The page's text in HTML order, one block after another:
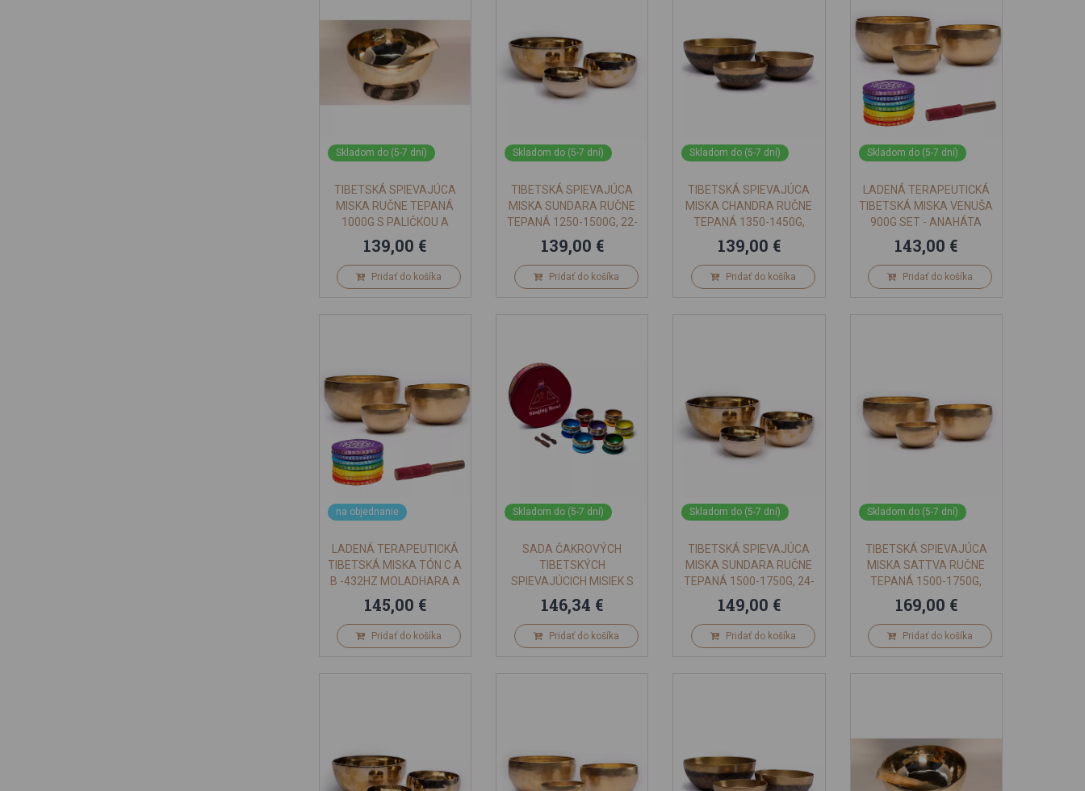
Skladom do (5-7 dní)
TIBETSKÁ SPIEVAJÚCA
MISKA RUČNE TEPANÁ
1000G S PALIČKOU A
PODLOŽKOU
139,00 €
Pridať do košíka
Skladom do (5-7 dní)
TIBETSKÁ SPIEVAJÚCA
MISKA SUNDARA RUČNE
TEPANÁ 1250-1500G, 22-
24CM
139,00 €
Pridať do košíka
Skladom do (5-7 dní)
TIBETSKÁ SPIEVAJÚCA
MISKA CHANDRA RUČNE
TEPANÁ 1350-1450G,
23CM
139,00 €
Pridať do košíka
Skladom do (5-7 dní)
LADENÁ TERAPEUTICKÁ
TIBETSKÁ MISKA VENUŠA
900G SET - ANAHÁTA
ČAKRA
143,00 €
Pridať do košíka
na objednanie
LADENÁ TERAPEUTICKÁ
TIBETSKÁ MISKA TÓN C A
B -432HZ MOLADHARA A
SAHASRÁRA 900-1000G
SET RUČNE TEPANÁ
145,00 €
Pridať do košíka
Skladom do (5-7 dní)
SADA ČAKROVÝCH
TIBETSKÝCH
SPIEVAJÚCICH MISIEK S
TAŠKOU
146,34 €
Pridať do košíka
Skladom do (5-7 dní)
TIBETSKÁ SPIEVAJÚCA
MISKA SUNDARA RUČNE
TEPANÁ 1500-1750G, 24-
26CM
149,00 €
Pridať do košíka
Skladom do (5-7 dní)
TIBETSKÁ SPIEVAJÚCA
MISKA SATTVA RUČNE
TEPANÁ 1500-1750G,
23CM
169,00 €
Pridať do košíka